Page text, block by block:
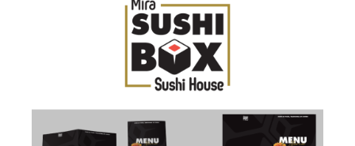
Experiência
Para que o
nosso site tenha
o melhor
desempenho
possível
durante a tua
visita. Se
recusares estes